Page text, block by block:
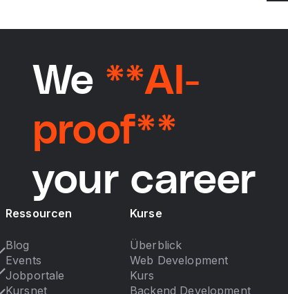
We **AI-
proof**
your career
Ressourcen
Blog
Events
Jobportale
Kursnet
Kurse
Überblick
Web Development
Kurs
Backend Development